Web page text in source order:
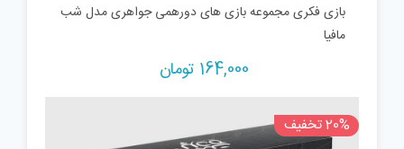
بازی فکری مجموعه بازی های دورهمی جواهری مدل شب
مافیا
164,000 تومان
20% تخفیف